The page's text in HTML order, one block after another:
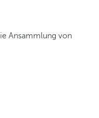
Ansammlung von